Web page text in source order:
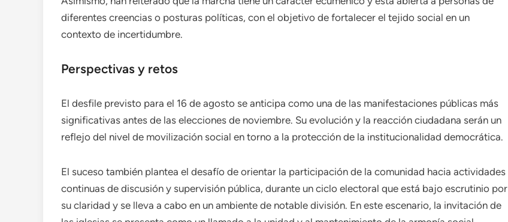
diferentes creencias o posturas políticas, con el objetivo de fortalecer el tejido social en un
contexto de incertidumbre.
Perspectivas y retos
El desfile previsto para el 16 de agosto se anticipa como una de las manifestaciones públicas más
significativas antes de las elecciones de noviembre. Su evolución y la reacción ciudadana serán un
reflejo del nivel de movilización social en torno a la protección de la institucionalidad democrática.
El suceso también plantea el desafío de orientar la participación de la comunidad hacia actividades
continuas de discusión y supervisión pública, durante un ciclo electoral que está bajo escrutinio por
su claridad y se lleva a cabo en un ambiente de notable división. En este escenario, la invitación de